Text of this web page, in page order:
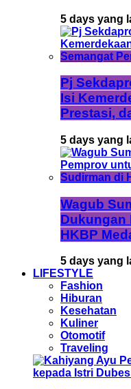
5 days yang
Pj
Isi
Prestasi,
5 days yang
Wagub
Dukungan
HKBP
5 days yang
LIFESTYLE
Fashion
Hiburan
Kesehatan
Kuliner
Otomotif
Traveling